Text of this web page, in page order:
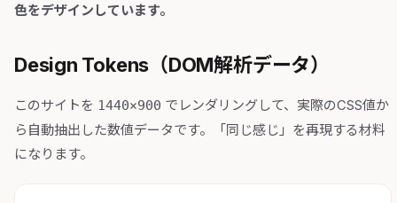
色をデザインしています。
Design Tokens（DOM解析データ）
このサイトを 1440×900 でレンダリングして、実際のCSS値か
ら自動抽出した数値データです。「同じ感じ」を再現する材料
になります。